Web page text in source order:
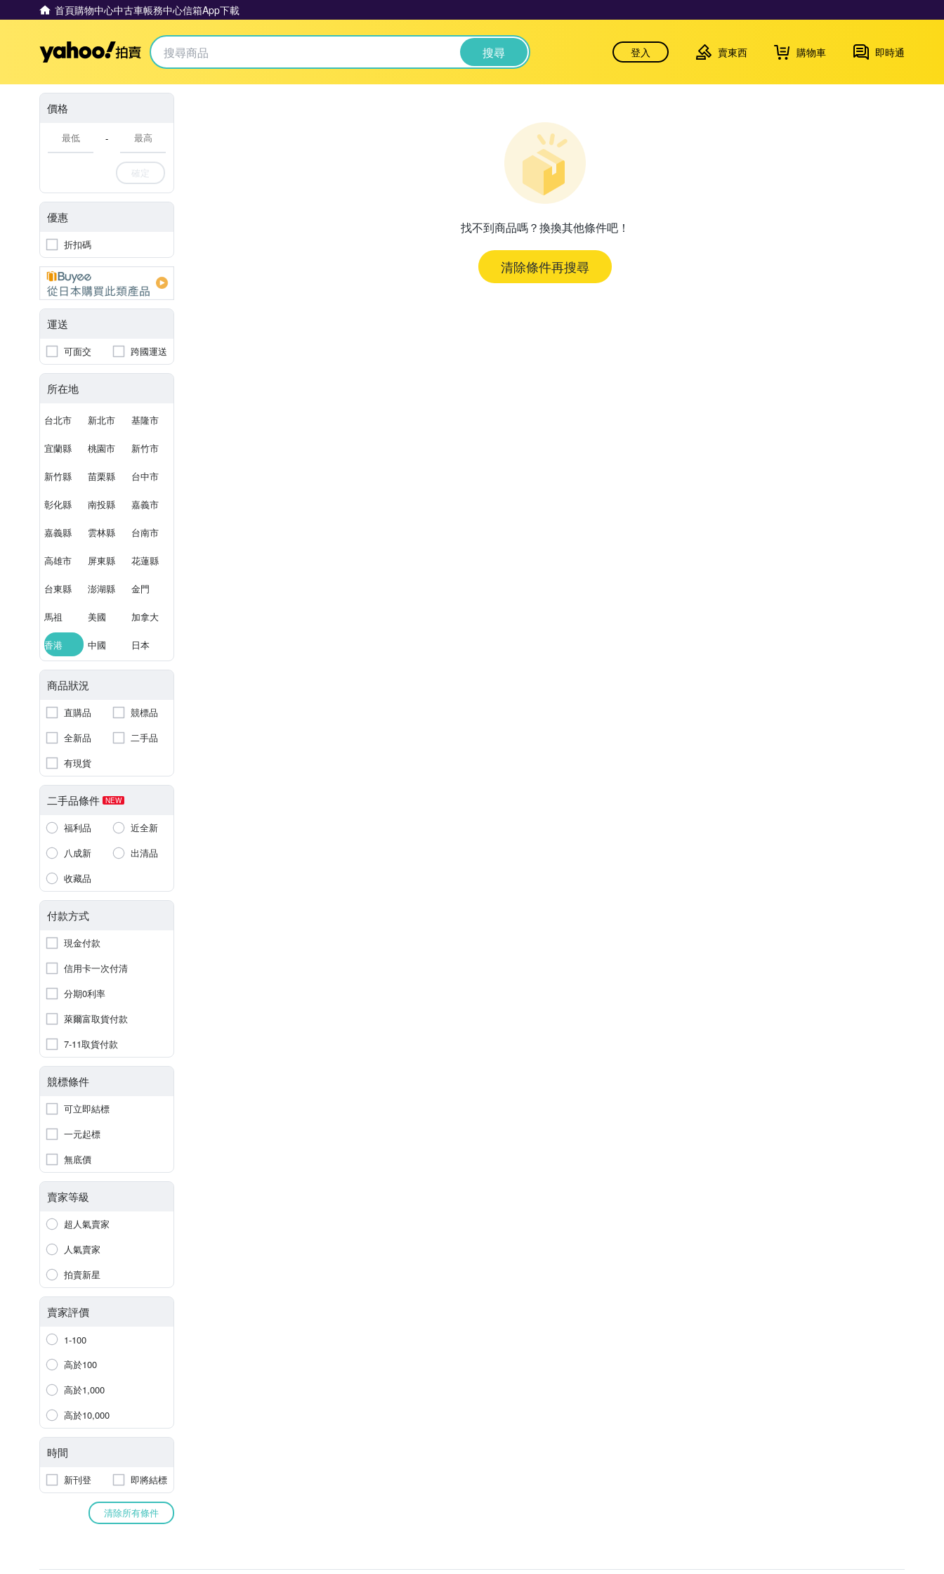
首頁購物中心中古車帳務中心信箱App下載
Yahoo拍賣 搜尋 登入 賣東西 購物車 即時通
價格
-
確定
優惠
折扣碼
運送
可面交 跨國運送
所在地
台北市 新北市 基隆市
宜蘭縣 桃園市 新竹市
新竹縣 苗栗縣 台中市
彰化縣 南投縣 嘉義市
嘉義縣 雲林縣 台南市
高雄市 屏東縣 花蓮縣
台東縣 澎湖縣 金門
馬祖 美國 加拿大
香港 中國 日本
商品狀況
直購品
競標品
全新品
二手品
有現貨
二手品條件 NEW
福利品
近全新
八成新
出清品
收藏品
付款方式
現金付款
信用卡一次付清
分期0利率
萊爾富取貨付款
7-11取貨付款
競標條件
可立即結標
一元起標
無底價
賣家等級
超人氣賣家
人氣賣家
拍賣新星
賣家評價
1-100
高於100
高於1,000
高於10,000
時間
新刊登 即將結標
清除所有條件
找不到商品嗎？換換其他條件吧！
清除條件再搜尋